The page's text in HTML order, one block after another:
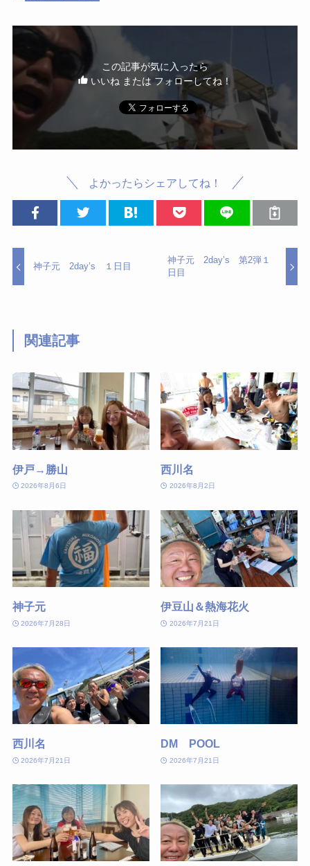
この記事が気に入ったら
いいね または フォローしてね！
よかったらシェアしてね！
神子元 2day’s １日目
神子元 2day’s 第2弾１
日目
関連記事
伊戸→勝山
2026年8月6日
西川名
2026年8月2日
神子元
2026年7月28日
伊豆山＆熱海花火
2026年7月21日
西川名
2026年7月21日
DM POOL
2026年7月21日